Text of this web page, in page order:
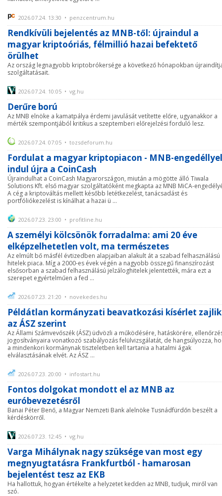
2026.07.24. 13:30 • penzcentrum.hu
Rendkívüli bejelentés az MNB-től: újraindul a
magyar kriptoóriás, félmillió hazai befektető
örülhet
Az ország legnagyobb kriptobrókersége a következő hónapokban
szolgáltatásait.
2026.07.24. 10:05 • vg.hu
Derűre ború
Az MNB elnöke a kamatpálya érdemi javulását vetítette előre, ugyanakkor a
mérték szempontjából kritikus a szeptemberi előrejelzési forduló lesz.
2026.07.24. 07:05 • tozsdeforum.hu
Fordulat a magyar kriptopiacon - MNB-engedéllyel
indul újra a CoinCash
Újraindulhat a CoinCash Magyarországon, miután a mögötte álló Tiwala
Solutions Kft. első magyar szolgáltatóként megkapta az MNB MiCA-
A cég a kriptováltás mellett később letétkezelést, tanácsadást és
portfóliókezelést is kínálhat a hazai ü ...
2026.07.23. 23:00 • profitline.hu
A személyi kölcsönök forradalma: ami 20 éve
elképzelhetetlen volt, ma természetes
Az elmúlt bő másfél évtizedben alapjaiban alakult át a szabad felhasználású
hitelek piaca. Míg a 2000-es évek végén a nagyobb összegű finanszírozást
elsősorban a szabad felhasználású jelzáloghitelek jelentették, mára ezt a
szerepet egyértelműen a fed ...
2026.07.23. 21:20 • novekedes.hu
Példátlan kormányzati beavatkozási kísérlet zajlik
az ÁSZ szerint
Az Állami Számvevőszék (ÁSZ) üdvözli a működésére, hatáskörére,
jogosítványaira vonatkozó szabályozás felülvizsgálatát, de hangsúlyozza,
a mindenkori kormánynak tiszteletben kell tartania a hatalmi ágak
elválasztásának elvét. Az ÁSZ ...
2026.07.23. 20:00 • infostart.hu
Fontos dolgokat mondott el az MNB az
euróbevezetésről
Banai Péter Benő, a Magyar Nemzeti Bank alelnöke Tusnádfürdőn beszélt a
kérdéskörről.
2026.07.23. 12:45 • vg.hu
Varga Mihálynak nagy szüksége van most egy
megnyugtatásra Frankfurtból - hamarosan
bejelentést tesz az EKB
Ha hallottuk, hogyan értékelte a helyzetet kedden az MNB, tudjuk, miről van
szó.